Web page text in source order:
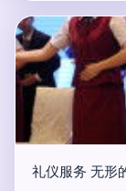
礼仪服务 无形